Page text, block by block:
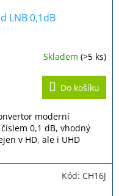
LNB 0,1dB
Skladem(>5 ks)
Do košíku
moderní
0,1 dB, vhodný
v HD, ale i UHD
Kód: CH16J